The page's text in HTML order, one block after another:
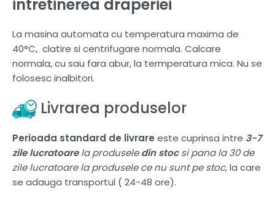
intretinerea draperiei
La masina automata cu temperatura maxima de
40°C, clatire si centrifugare normala. Calcare
normala, cu sau fara abur, la termperatura mica. Nu se
folosesc inalbitori.
Livrarea produselor
Perioada standard de livrare este cuprinsa intre 3-7
zile lucratoarela produseledin stocsi pana la 30 de
zile lucratoare la produsele ce nu sunt pe stoc, la care
se adauga transportul ( 24-48 ore).